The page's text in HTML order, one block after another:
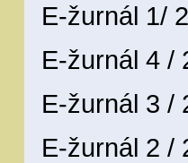
E-žurnál 1/
E-žurnál 4 /
E-žurnál 3 /
E-žurnál 2 /